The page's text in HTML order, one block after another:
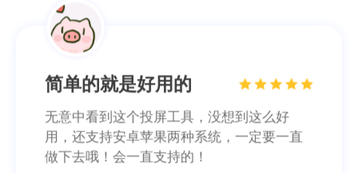
简单的就是好用的
无意中看到这个投屏工具，没想到这么好
用，还支持安卓苹果两种系统，一定要一直
做下去哦！会一直支持的！